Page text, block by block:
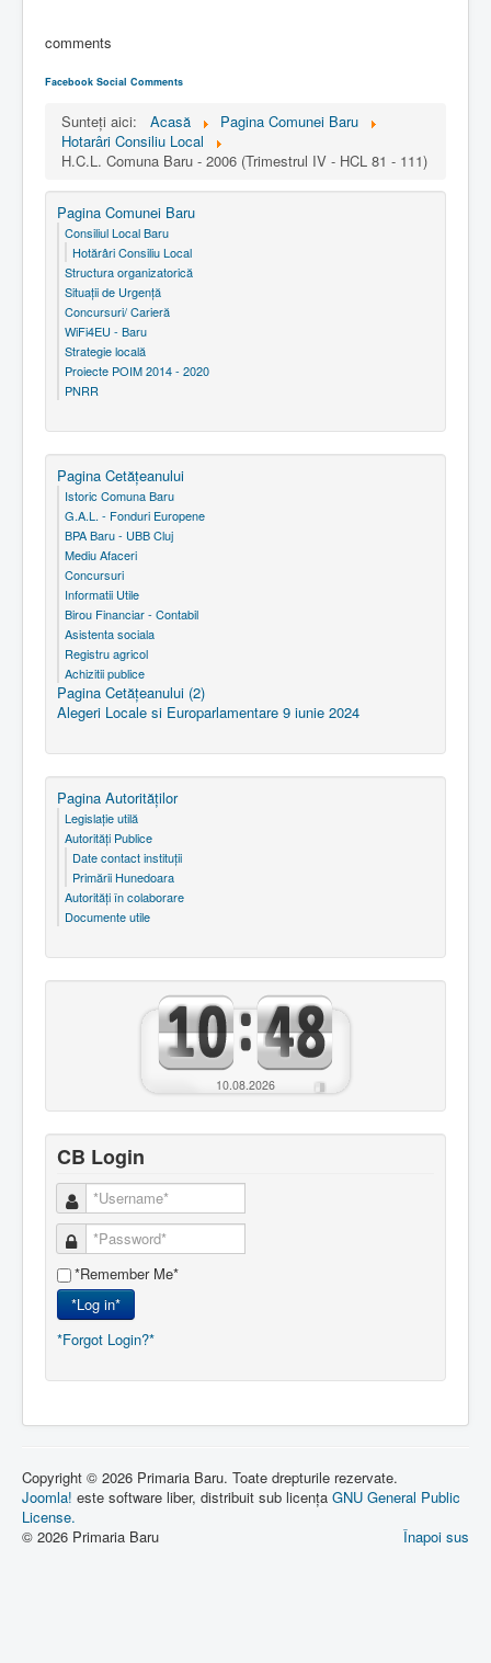
comments
Facebook Social Comments
Sunteți aici: Acasă
Pagina Comunei Baru
Hotarâri Consiliu Local
H.C.L. Comuna Baru - 2006 (Trimestrul IV - HCL 81 - 111)
Pagina Comunei Baru
Consiliul Local Baru
Hotărâri Consiliu Local
Structura organizatorică
Situaţii de Urgenţă
Concursuri/ Carieră
WiFi4EU - Baru
Strategie locală
Proiecte POIM 2014 - 2020
PNRR
Pagina Cetăţeanului
Istoric Comuna Baru
G.A.L. - Fonduri Europene
BPA Baru - UBB Cluj
Mediu Afaceri
Concursuri
Informatii Utile
Birou Financiar - Contabil
Asistenta sociala
Registru agricol
Achizitii publice
Pagina Cetăţeanului (2)
Alegeri Locale si Europarlamentare 9 iunie 2024
Pagina Autorităţilor
Legislaţie utilă
Autorităţi Publice
Date contact instituţii
Primării Hunedoara
Autorităţi în colaborare
Documente utile
10.08.2026
CB Login
*Remember Me*
*Log in*
*Forgot Login?*
Copyright © 2026 Primaria Baru. Toate drepturile rezervate.
Joomla! este software liber, distribuit sub licența GNU General Public
License.
Înapoi sus
© 2026 Primaria Baru